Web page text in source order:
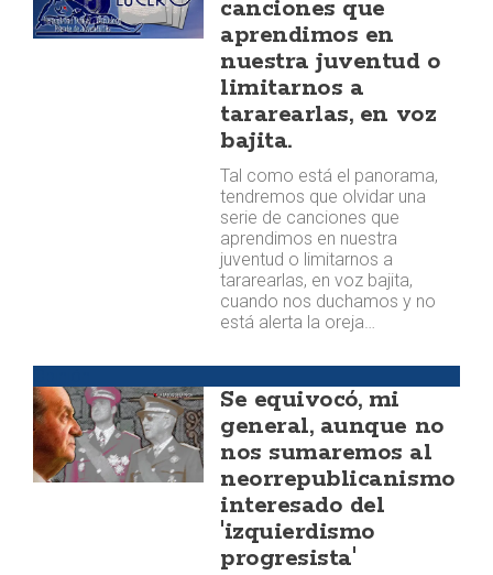
canciones que
aprendimos en
nuestra juventud o
limitarnos a
tararearlas, en voz
bajita.
Tal como está el panorama,
tendremos que olvidar una
serie de canciones que
aprendimos en nuestra
juventud o limitarnos a
tararearlas, en voz bajita,
cuando nos duchamos y no
está alerta la oreja…
Se equivocó, mi
general, aunque no
nos sumaremos al
neorrepublicanismo
interesado del
'izquierdismo
progresista'